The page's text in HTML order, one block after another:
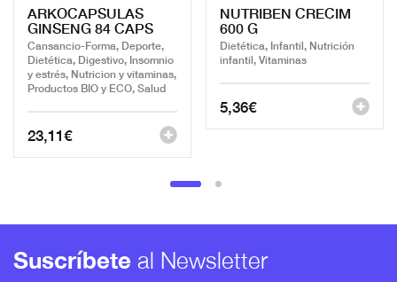
ARKOCAPSULAS
GINSENG 84 CAPS
Cansancio-Forma, Deporte,
Dietética, Digestivo, Insomnio
y estrés, Nutricion y vitaminas,
Productos BIO y ECO, Salud
23,11€
NUTRIBEN CRECIM
600 G
Dietética, Infantil, Nutrición
infantil, Vitaminas
5,36€
Suscríbete al Newsletter